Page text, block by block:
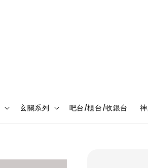
玄關系列 吧台/櫃台/收銀台